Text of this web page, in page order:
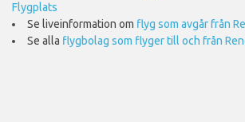
Flygplats
Se liveinformation om flyg som avgår från
Se alla flygbolag som flyger till och från